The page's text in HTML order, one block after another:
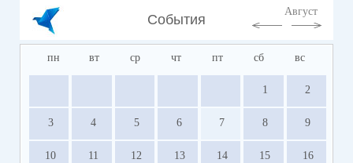
События
Август
пн вт ср чт пт сб вс
1 2
3 4 5 6 7 8 9
10 11 12 13 14 15 16